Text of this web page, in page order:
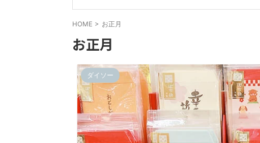
HOME > お正月
お正月
ダイソー